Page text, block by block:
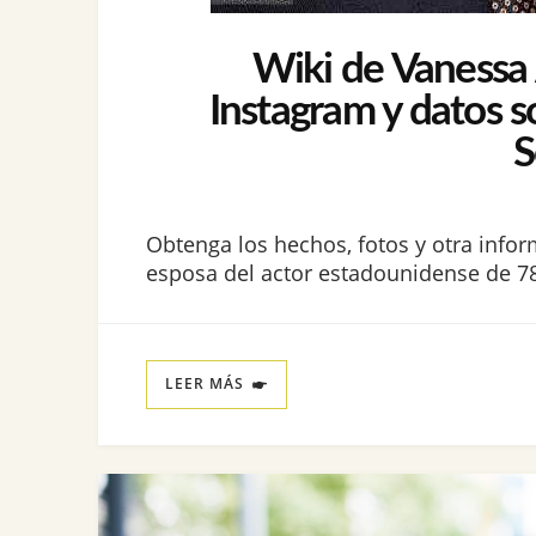
Wiki de
Instagram y datos
Obtenga los hechos, fotos y otra
esposa del actor estadounidense de
LEER MÁS